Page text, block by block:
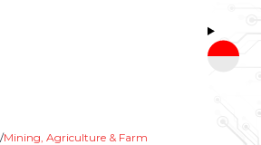
/Mining, Agriculture & Farm